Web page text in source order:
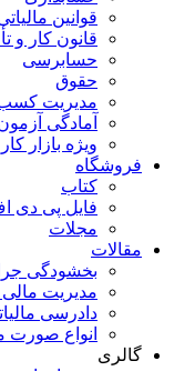
قوانین
قانون کار و
حسابرسی
حقوق
مدیریت کسب
آمادگی
ویژه بازار کار
فروشگاه
کتاب
فایل پی دی
مجلات
مقالات
بخشودگی
مدیریت مالی
دادرسی
انواع صورت
گالری